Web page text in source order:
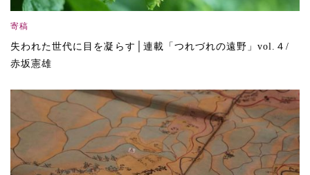
寄稿
失われた世代に目を凝らす│連載「つれづれの遠野」vol.４/
赤坂憲雄